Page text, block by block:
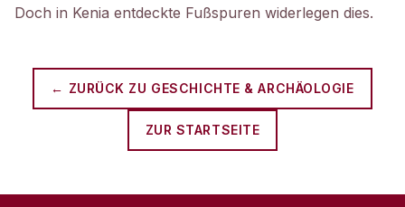
Doch in Kenia entdeckte Fußspuren widerlegen dies.
← ZURÜCK ZU GESCHICHTE & ARCHÄOLOGIE
ZUR STARTSEITE